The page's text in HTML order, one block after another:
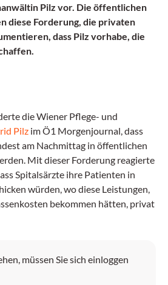
Pilz vor. Die öffentlichen
diese Forderung, die privaten
dass Pilz vorhabe, die
die Wiener Pflege- und
Pilz im Ö1 Morgenjournal, dass
am Nachmittag in öffentlichen
Mit dieser Forderung reagierte
Spitalsärzte ihre Patienten in
würden, wo diese Leistungen,
bekommen hätten, privat
müssen Sie sich einloggen